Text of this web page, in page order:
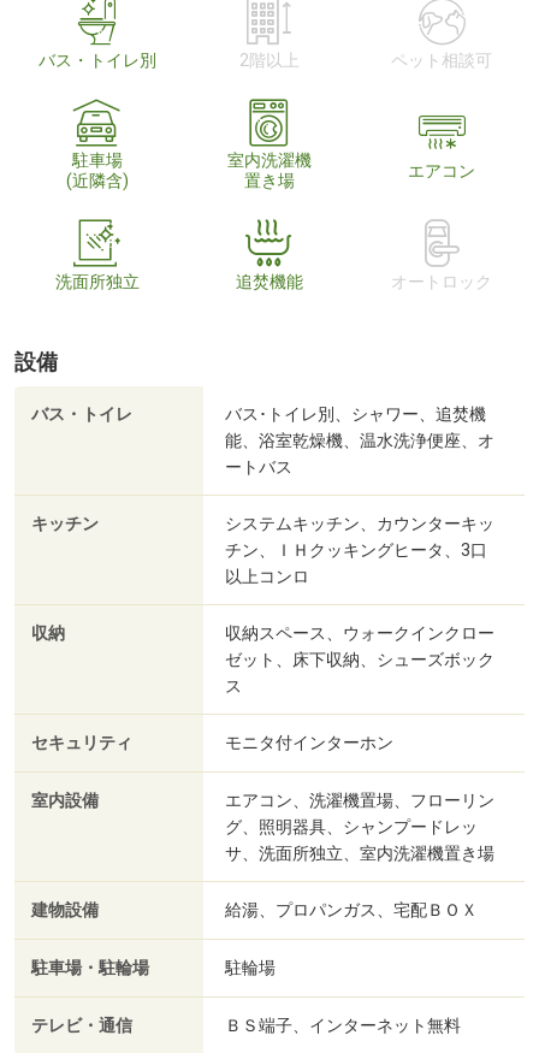
バス・トイレ別 2階以上 ペット相談可
駐車場
(近隣含)
室内洗濯機
置き場
エアコン
洗面所独立 追焚機能 オートロック
設備
バス・トイレ
バス･トイレ別、シャワー、追焚機
能、浴室乾燥機、温水洗浄便座、オ
ートバス
キッチン
システムキッチン、カウンターキッ
チン、ＩＨクッキングヒータ、3口
以上コンロ
収納
収納スペース、ウォークインクロー
ゼット、床下収納、シューズボック
ス
セキュリティ モニタ付インターホン
室内設備
エアコン、洗濯機置場、フローリン
グ、照明器具、シャンプードレッ
サ、洗面所独立、室内洗濯機置き場
建物設備 給湯、プロパンガス、宅配ＢＯＸ
駐車場・駐輪場 駐輪場
テレビ・通信 ＢＳ端子、インターネット無料